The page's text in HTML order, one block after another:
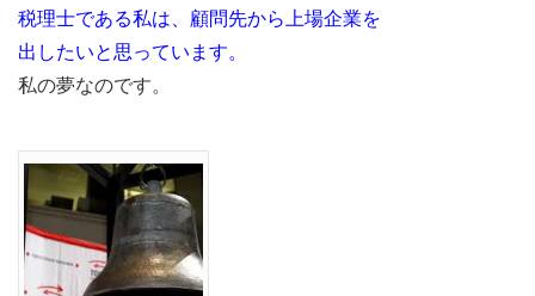
税理士である私は、顧問先から上場企業を
出したいと思っています。
私の夢なのです。